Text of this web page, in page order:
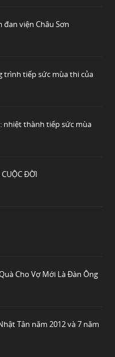
viện Châu Sơn
trình tiếp sức mùa thi của
nhiệt thành tiếp sức mùa
ĐỜI
Cho Vợ Mới Là Đàn Ông
Tân năm 2012 và 7 năm